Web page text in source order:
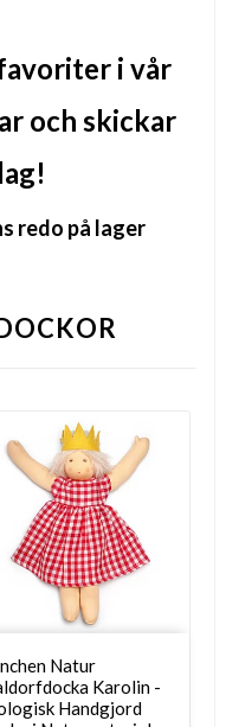
i vår
och skickar
redo på lager
Natur
Karolin -
Handgjord